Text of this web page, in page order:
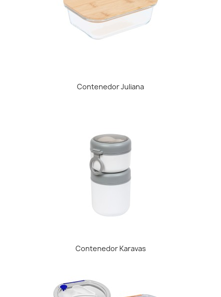
Contenedor Juliana
Contenedor Karavas